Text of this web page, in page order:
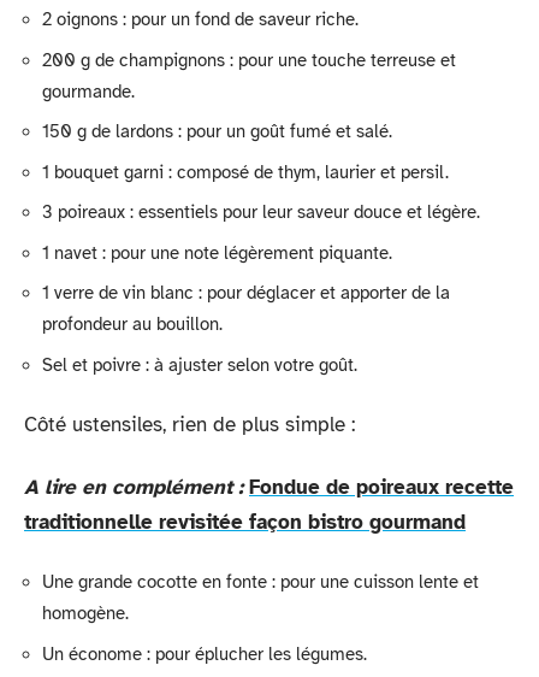
2 oignons : pour un fond de saveur riche.
200 g de champignons : pour une touche terreuse et
gourmande.
150 g de lardons : pour un goût fumé et salé.
1 bouquet garni : composé de thym, laurier et persil.
3 poireaux : essentiels pour leur saveur douce et légère.
1 navet : pour une note légèrement piquante.
1 verre de vin blanc : pour déglacer et apporter de la
profondeur au bouillon.
Sel et poivre : à ajuster selon votre goût.
Côté ustensiles, rien de plus simple :
A lire en complément : Fondue de poireaux recette
traditionnelle revisitée façon bistro gourmand
Une grande cocotte en fonte : pour une cuisson lente et
homogène.
Un économe : pour éplucher les légumes.